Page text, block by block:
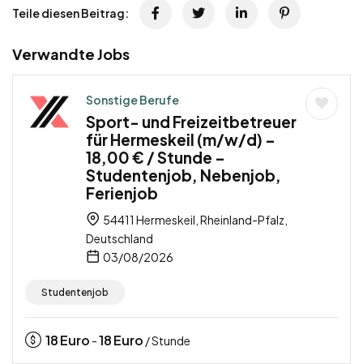
Teile diesen Beitrag:
Verwandte Jobs
Sonstige Berufe
Sport- und Freizeitbetreuer
für Hermeskeil (m/w/d) –
18,00 € / Stunde –
Studentenjob, Nebenjob,
Ferienjob
54411 Hermeskeil, Rheinland-Pfalz,
Deutschland
03/08/2026
Studentenjob
18Euro -18Euro / Stunde